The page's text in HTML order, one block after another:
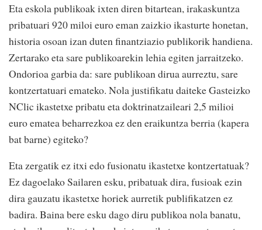
Eta eskola publikoak ixten diren bitartean, irakaskuntza
pribatuari 920 miloi euro eman zaizkio ikasturte honetan,
historia osoan izan duten finantziazio publikorik handiena.
Zertarako eta sare publikoarekin lehia egiten jarraitzeko.
Ondorioa garbia da: sare publikoan dirua aurreztu, sare
kontzertatuari emateko. Nola justifikatu daiteke Gasteizko
NClic ikastetxe pribatu eta doktrinatzaileari 2,5 milioi
euro ematea beharrezkoa ez den eraikuntza berria (kapera
bat barne) egiteko?
Eta zergatik ez itxi edo fusionatu ikastetxe kontzertatuak?
Ez dagoelako Sailaren esku, pribatuak dira, fusioak ezin
dira gauzatu ikastetxe horiek aurretik publifikatzen ez
badira. Baina bere esku dago diru publikoa nola banatu,